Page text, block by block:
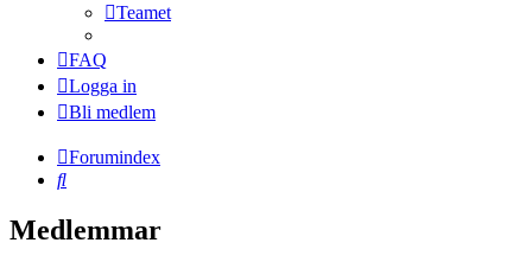
Teamet
FAQ
Logga in
Bli medlem
Forumindex
Sök
Medlemmar